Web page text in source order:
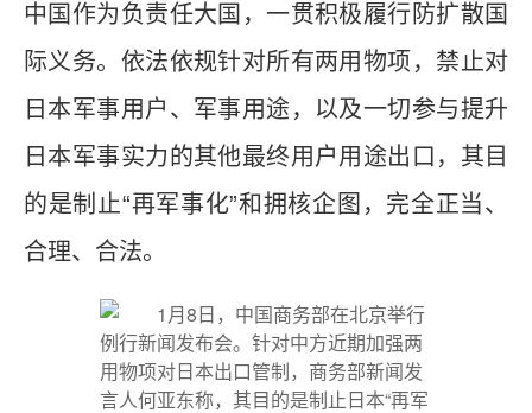
中国作为负责任大国，一贯积极履行防扩散国
际义务。依法依规针对所有两用物项，禁止对
日本军事用户、军事用途，以及一切参与提升
日本军事实力的其他最终用户用途出口，其目
的是制止“再军事化”和拥核企图，完全正当、
合理、合法。